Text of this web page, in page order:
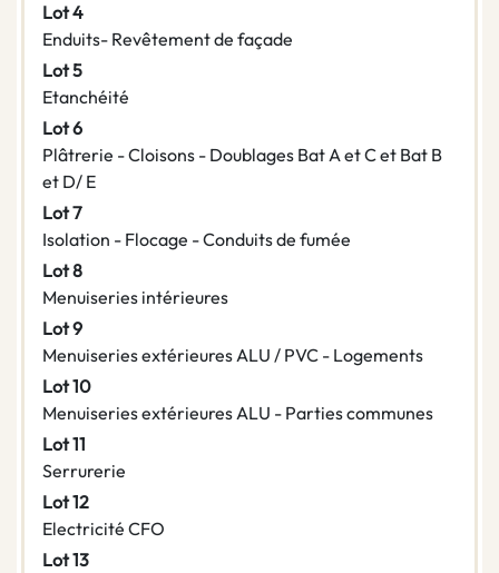
Lot 4
Enduits- Revêtement de façade
Lot 5
Etanchéité
Lot 6
Plâtrerie - Cloisons - Doublages Bat A et C et Bat B
et D/ E
Lot 7
Isolation - Flocage - Conduits de fumée
Lot 8
Menuiseries intérieures
Lot 9
Menuiseries extérieures ALU / PVC - Logements
Lot 10
Menuiseries extérieures ALU - Parties communes
Lot 11
Serrurerie
Lot 12
Electricité CFO
Lot 13